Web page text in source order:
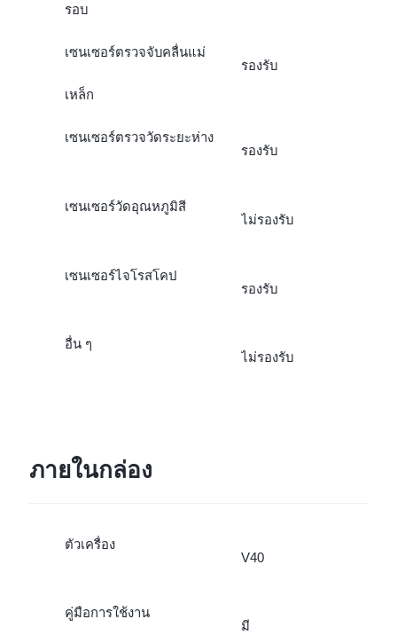
รอบ
เซนเซอร์ตรวจจับคลื่นแม่
เหล็ก
รองรับ
เซนเซอร์ตรวจวัดระยะห่าง
รองรับ
เซนเซอร์วัดอุณหภูมิสี
ไม่รองรับ
เซนเซอร์ไจโรสโคป
รองรับ
อื่น ๆ
ไม่รองรับ
ภายในกล่อง
ตัวเครื่อง
V40
คู่มือการใช้งาน
มี